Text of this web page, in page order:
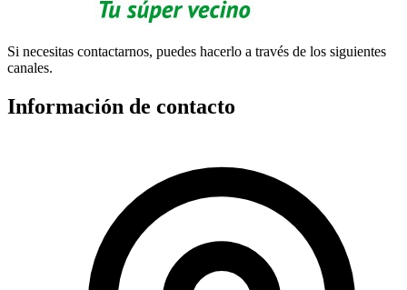
Si necesitas contactarnos, puedes hacerlo a través de los siguientes
canales.
Información de contacto